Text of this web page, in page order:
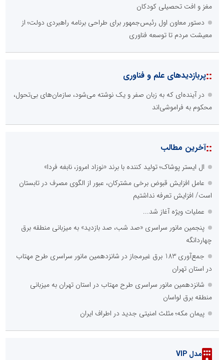
مغز و افت تحصیلی کودکان
دستور معاون اول رئیس‌جمهور برای طراحی برنامه راهبردی دولت؛ از
معیشت مردم تا توسعه فناوری
::پربازدیدهای علم و فناوری
در آینده‌ای که به زبان صفر و یک نوشته می‌شود، سازمان‌های بی‌تحول،
محکوم به فراموشی‌اند
::آخرین مطالب
ال ایستر پوشاک؛ تولید کننده با برند «نوزاد امروز، نابغه فردا»
عامل افزایش قبوض برخی مشترکان، عبور از الگوی مصرف در تابستان
است/ افزایش تعرفه نداشتیم
عملیات ویژه آغاز شد...
پنجمین مانور سراسری «صد شب، صد بازدید» به میزبانی منطقه برق
چهاردانگه
جمع‌آوری 183 برق غیرمجاز در شانزدهمین مانور سراسری طرح مهتاب
در استان تهران
شانزدهمین مانور سراسری طرح مهتاب در استان تهران به میزبانی
منطقه برق لواسان
پیمان مکه؛ مثلث امنیتی جدید در اطراف ایران
مدل VIP